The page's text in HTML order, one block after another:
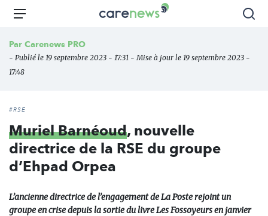
Aller
principal
Carenews,
des
Menu
Par Carenews PRO
- Publié le 19 septembre 2023 - 17:31 - Mise à jour le 19 septembre 2023 -
17:48
#RSE
Muriel Barnéoud, nouvelle
directrice de la RSE du groupe
d’Ehpad Orpea
L’ancienne directrice de l’engagement de La Poste rejoint un
groupe en crise depuis la sortie du livre Les Fossoyeurs en janvier